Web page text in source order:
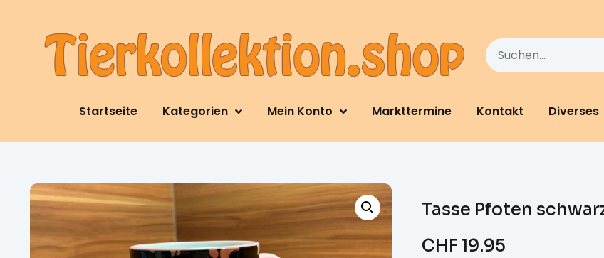
Startseite Kategorien Mein Konto Markttermine Kontakt Diverses
Tasse Pfoten
CHF 19.95